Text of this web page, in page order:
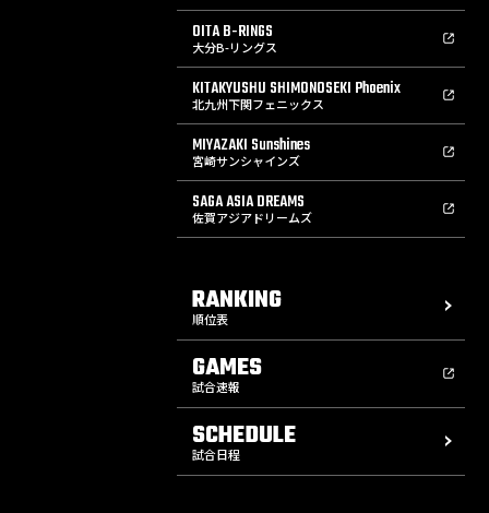
OITA B-RINGS
大分B-リングス
KITAKYUSHU SHIMONOSEKI Phoenix
北九州下関フェニックス
MIYAZAKI Sunshines
宮崎サンシャインズ
SAGA ASIA DREAMS
佐賀アジアドリームズ
RANKING
順位表
GAMES
試合速報
SCHEDULE
試合日程